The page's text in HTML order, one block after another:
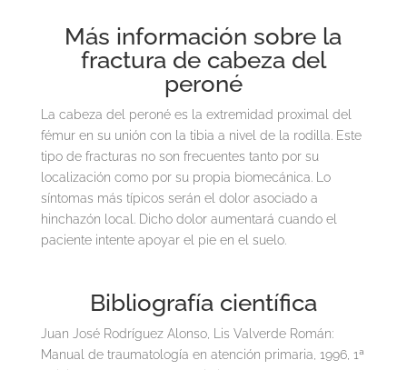
Más información sobre la
fractura de cabeza del
peroné
La cabeza del peroné es la extremidad proximal del
fémur en su unión con la tibia a nivel de la rodilla. Este
tipo de fracturas no son frecuentes tanto por su
localización como por su propia biomecánica. Lo
síntomas más típicos serán el dolor asociado a
hinchazón local. Dicho dolor aumentará cuando el
paciente intente apoyar el pie en el suelo.
Bibliografía científica
Juan José Rodríguez Alonso, Lis Valverde Román:
Manual de traumatología en atención primaria, 1996, 1ª